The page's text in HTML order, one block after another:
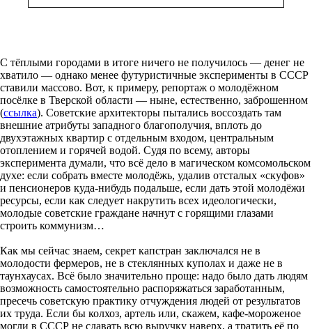
С тёплыми городами в итоге ничего не получилось — денег не
хватило — однако менее футуристичные эксперименты в СССР
ставили массово. Вот, к примеру, репортаж о молодёжном
посёлке в Тверской области — ныне, естественно, заброшенном
(ссылка). Советские архитекторы пытались воссоздать там
внешние атрибуты западного благополучия, вплоть до
двухэтажных квартир с отдельным входом, центральным
отоплением и горячей водой. Судя по всему, авторы
эксперимента думали, что всё дело в магическом комсомольском
духе: если собрать вместе молодёжь, удалив отсталых «скуфов»
и пенсионеров куда-нибудь подальше, если дать этой молодёжи
ресурсы, если как следует накрутить всех идеологически,
молодые советские граждане начнут с горящими глазами
строить коммунизм…
Как мы сейчас знаем, секрет капстран заключался не в
молодости фермеров, не в стеклянных куполах и даже не в
таунхаусах. Всё было значительно проще: надо было дать людям
возможность самостоятельно распоряжаться заработанным,
пресечь советскую практику отчуждения людей от результатов
их труда. Если бы колхоз, артель или, скажем, кафе-мороженое
могли в СССР не сдавать всю выручку наверх, а тратить её по